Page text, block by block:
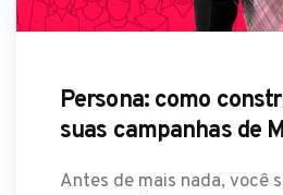
Persona: como
suas campanhas de
Antes de mais nada, você